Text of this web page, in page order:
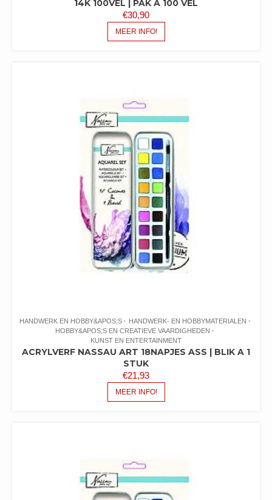
14K 100VEL | PAK A 100 VEL
€30,90
MEER INFO!
HANDWERK EN HOBBY&APOS;S
HANDWERK- EN HOBBYMATERIALEN
HOBBY&APOS;S EN CREATIEVE VAARDIGHEDEN
KUNST EN ENTERTAINMENT
ACRYLVERF NASSAU ART 18NAPJES ASS | BLIK A 1
STUK
€21,93
MEER INFO!